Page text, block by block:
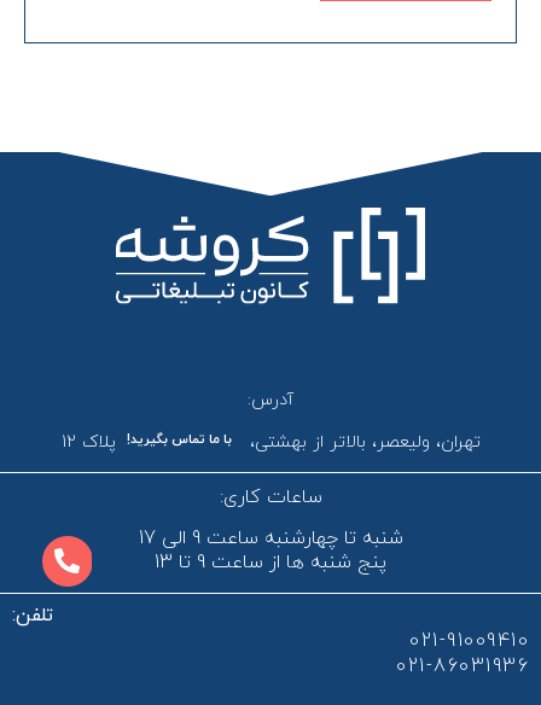
با ما تماس بگیرید!
آدرس:
تهران، ولیعصر، بالاتر از بهشتی، بن‌بست پردیس، پلاک 12
ساعات کاری:
شنبه تا چهارشنبه ساعت 9 الی 17
پنج شنبه ها از ساعت 9 تا 13
تلفن:
021-91009410
021-86031936